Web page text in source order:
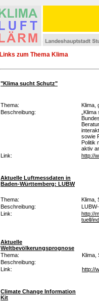
Links zum Thema Klima
"Klima sucht Schutz"
Thema:
Klima,
Beschreibung:
sowie
Politik
aktiv
Link:
http://
Aktuelle Luftmessdaten in
Baden-Württemberg: LUBW
Thema:
Klima,
Beschreibung:
Link:
http://
tuell/
Aktuelle
Weltbevölkerungsprognose
Thema:
Beschreibung:
Link:
http://
Climate Change Information
Kit